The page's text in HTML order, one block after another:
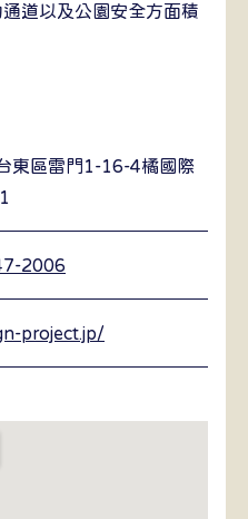
道以及公園安全方面積
東區雷門1-16-4橘國際
2006
project.jp/